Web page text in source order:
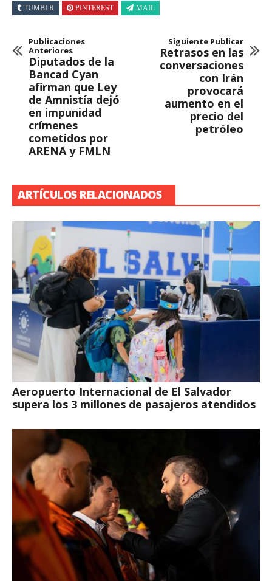
TUMBLR PINTEREST MAIL
Publicaciones
Anteriores
Diputados de la
Bancad Cyan
afirman que Ley
de Amnistía dejó
en impunidad
crímenes
cometidos por
ARENA y FMLN
Siguiente Publicar
Retrasos en las
conversaciones
con Irán
provocará
aumento en el
precio del
petróleo
ARTÍCULOS RELACIONADOS
Aeropuerto Internacional de El Salvador
supera los 3 millones de pasajeros atendidos